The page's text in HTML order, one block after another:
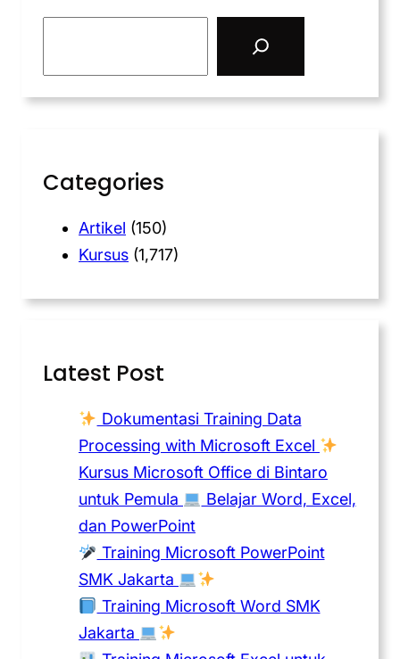
Categories
Artikel (150)
Kursus (1,717)
Latest Post
Dokumentasi Training Data
Processing with Microsoft Excel
Kursus Microsoft Office di Bintaro
untuk Pemula
Belajar Word, Excel,
dan PowerPoint
Training Microsoft PowerPoint
SMK Jakarta
Training Microsoft Word SMK
Jakarta